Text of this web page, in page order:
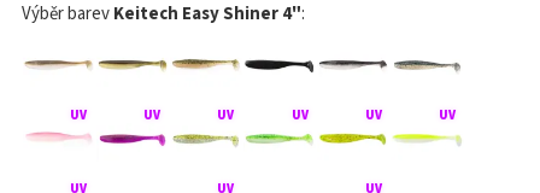
Výběr barevKeitech Easy Shiner 4":